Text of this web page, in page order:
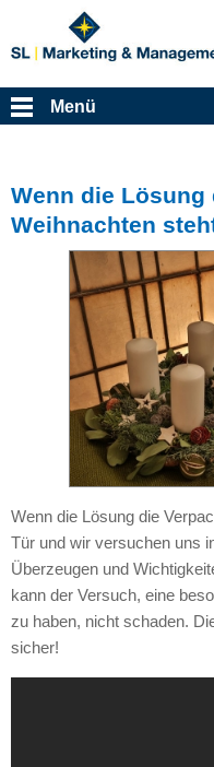
Menü
Wenn die Lösung
Weihnachten
Wenn die Lösung die
Tür und wir versuchen uns
Überzeugen und
kann der Versuch, eine
zu haben, nicht schaden.
sicher!